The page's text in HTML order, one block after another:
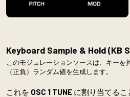
Keyboard Sample & Hold(KB
このモジュレーションソースは、キーを
（正負）ランダム値を生成します。
これを OSC 1 TUNE に割り当てる